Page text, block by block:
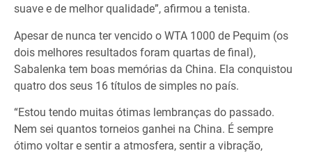
suave e de melhor qualidade”, afirmou a tenista.
Apesar de nunca ter vencido o WTA 1000 de Pequim (os
dois melhores resultados foram quartas de final),
Sabalenka tem boas memórias da China. Ela conquistou
quatro dos seus 16 títulos de simples no país.
“Estou tendo muitas ótimas lembranças do passado.
Nem sei quantos torneios ganhei na China. É sempre
ótimo voltar e sentir a atmosfera, sentir a vibração,